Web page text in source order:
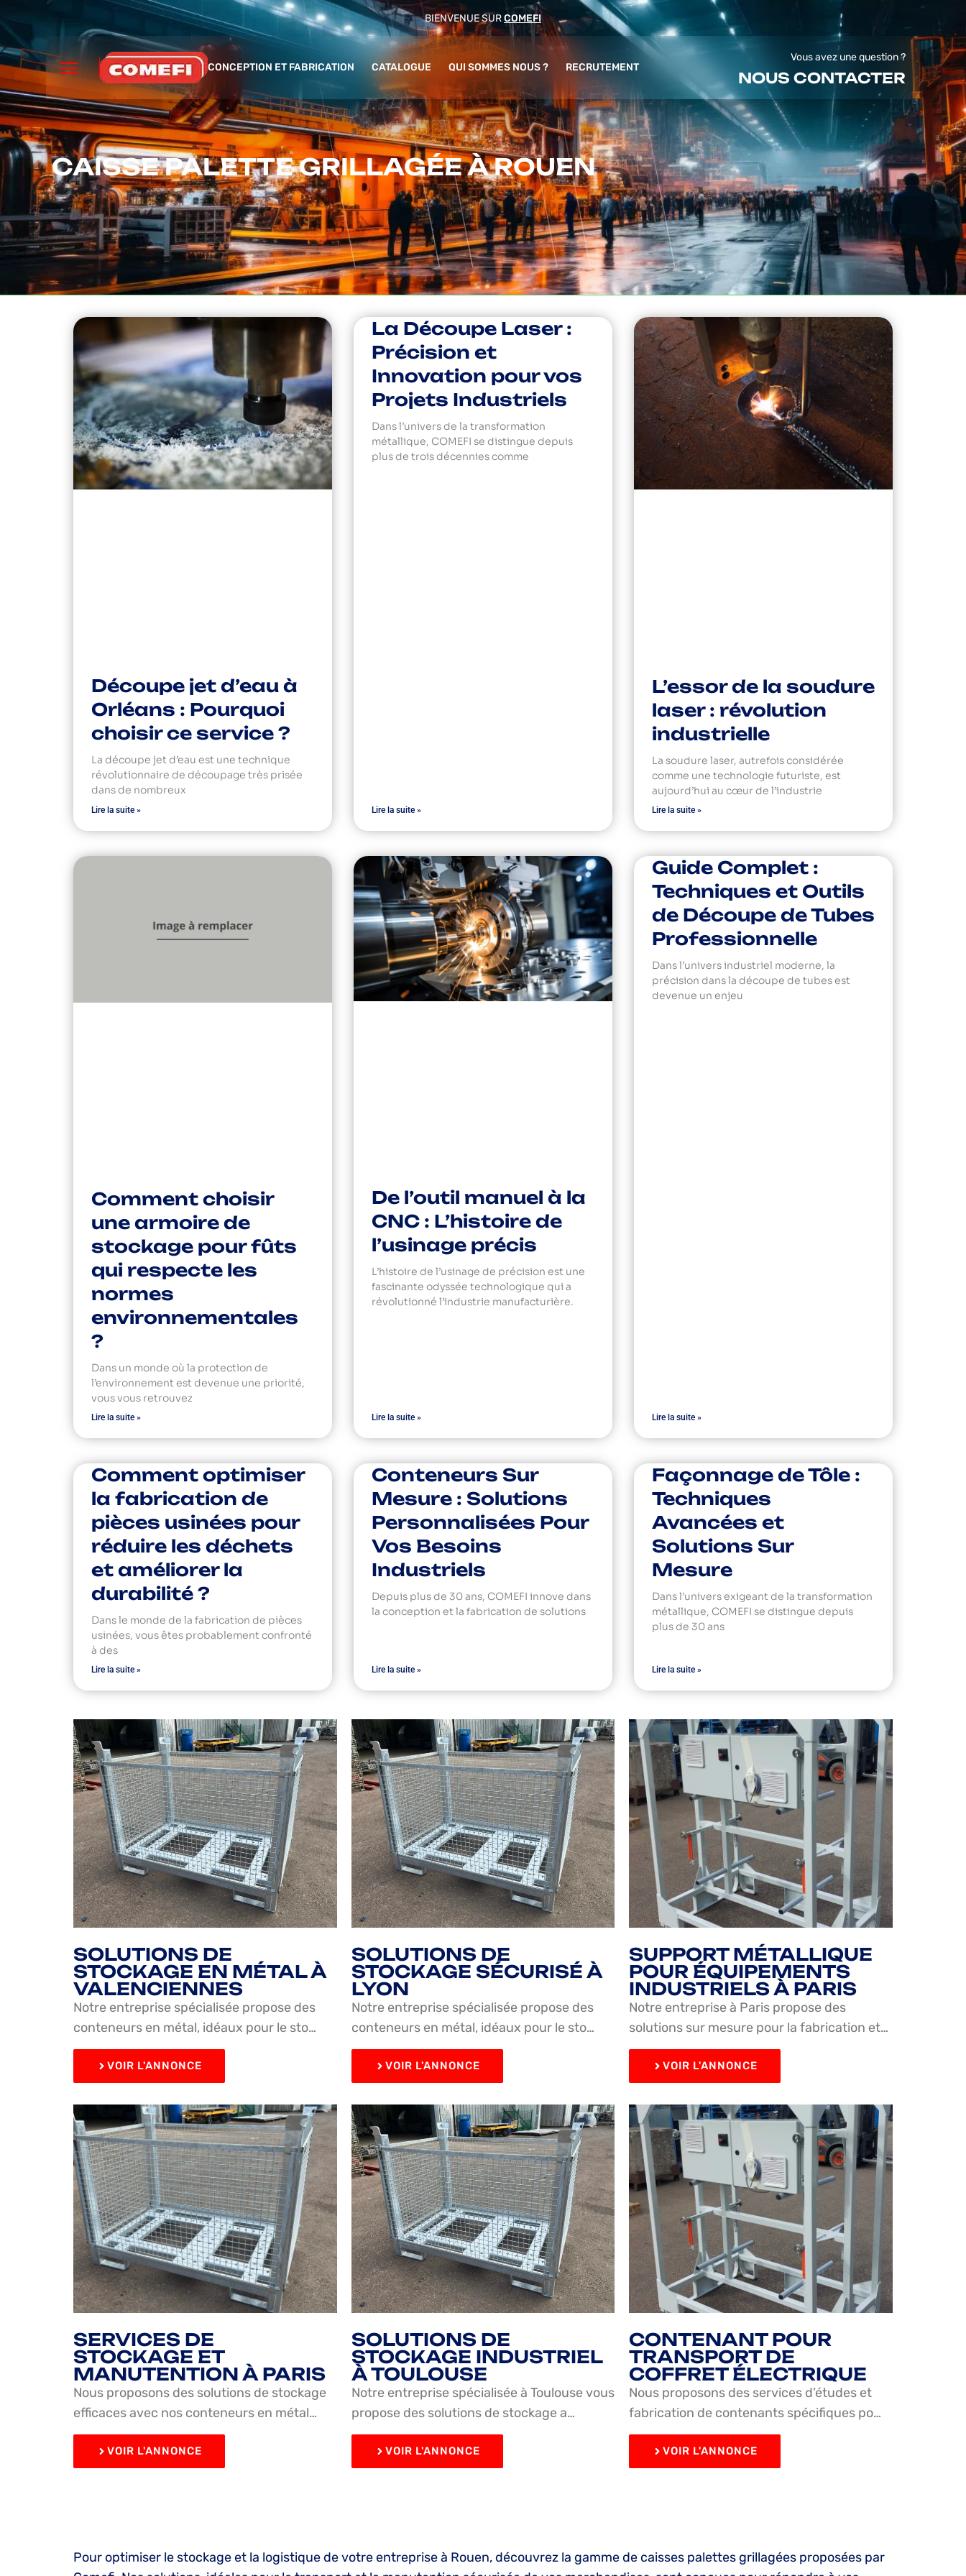
BIENVENUE SURCOMEFI
CONCEPTION ET FABRICATION CATALOGUE QUI SOMMES NOUS ? RECRUTEMENT
Vous avez une question ?
NOUS CONTACTER
CAISSE PALETTE GRILLAGÉE À ROUEN
Découpe jet d’eau à
Orléans : Pourquoi
choisir ce service ?
La découpe jet d’eau est une technique
révolutionnaire de découpage très prisée
dans de nombreux
Lire la suite »
La Découpe Laser :
Précision et
Innovation pour vos
Projets Industriels
Dans l’univers de la transformation
métallique, COMEFI se distingue depuis
plus de trois décennies comme
Lire la suite »
L’essor de la soudure
laser : révolution
industrielle
La soudure laser, autrefois considérée
comme une technologie futuriste, est
aujourd’hui au cœur de l’industrie
Lire la suite »
Comment choisir
une armoire de
stockage pour fûts
qui respecte les
normes
environnementales
?
Dans un monde où la protection de
l’environnement est devenue une priorité,
vous vous retrouvez
Lire la suite »
De l’outil manuel à la
CNC : L’histoire de
l’usinage précis
L’histoire de l’usinage de précision est une
fascinante odyssée technologique qui a
révolutionné l’industrie manufacturière.
Lire la suite »
Guide Complet :
Techniques et Outils
de Découpe de Tubes
Professionnelle
Dans l’univers industriel moderne, la
précision dans la découpe de tubes est
devenue un enjeu
Lire la suite »
Comment optimiser
la fabrication de
pièces usinées pour
réduire les déchets
et améliorer la
durabilité ?
Dans le monde de la fabrication de pièces
usinées, vous êtes probablement confronté
à des
Lire la suite »
Conteneurs Sur
Mesure : Solutions
Personnalisées Pour
Vos Besoins
Industriels
Depuis plus de 30 ans, COMEFI innove dans
la conception et la fabrication de solutions
Lire la suite »
Façonnage de Tôle :
Techniques
Avancées et
Solutions Sur
Mesure
Dans l’univers exigeant de la transformation
métallique, COMEFI se distingue depuis
plus de 30 ans
Lire la suite »
SOLUTIONS DE
STOCKAGE EN MÉTAL À
VALENCIENNES
Notre entreprise spécialisée propose des
conteneurs en métal, idéaux pour le sto…
VOIR L'ANNONCE
SOLUTIONS DE
STOCKAGE SÉCURISÉ À
LYON
Notre entreprise spécialisée propose des
conteneurs en métal, idéaux pour le sto…
VOIR L'ANNONCE
SUPPORT MÉTALLIQUE
POUR ÉQUIPEMENTS
INDUSTRIELS À PARIS
Notre entreprise à Paris propose des
solutions sur mesure pour la fabrication et…
VOIR L'ANNONCE
SERVICES DE
STOCKAGE ET
MANUTENTION À PARIS
Nous proposons des solutions de stockage
efficaces avec nos conteneurs en métal…
VOIR L'ANNONCE
SOLUTIONS DE
STOCKAGE INDUSTRIEL
À TOULOUSE
Notre entreprise spécialisée à Toulouse vous
propose des solutions de stockage a…
VOIR L'ANNONCE
CONTENANT POUR
TRANSPORT DE
COFFRET ÉLECTRIQUE
Nous proposons des services d’études et
fabrication de contenants spécifiques po…
VOIR L'ANNONCE
Pour optimiser le stockage et la logistique de votre entreprise à Rouen, découvrez la gamme de caisses palettes grillagées proposées par